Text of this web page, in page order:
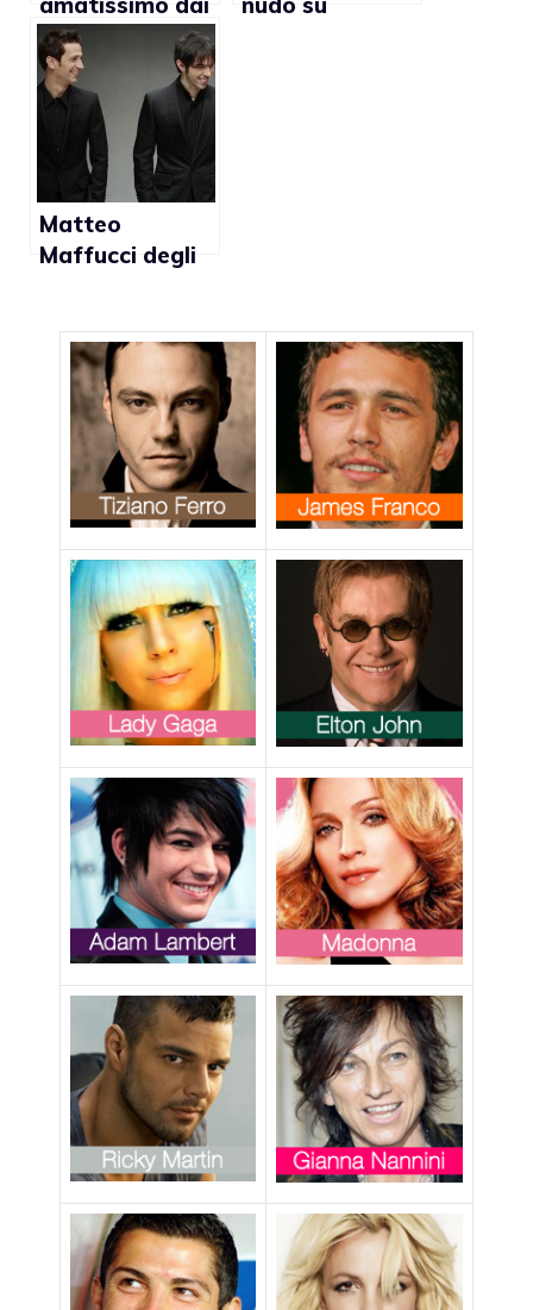
gay americani
Matteo
Maffucci degli
“Un’insurrezion
e popolare per i
diritti gay”